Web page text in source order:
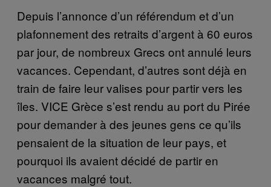
Depuis l’annonce d’un référendum et d’un
plafonnement des retraits d’argent à 60 euros
par jour, de nombreux Grecs ont annulé leurs
vacances. Cependant, d’autres sont déjà en
train de faire leur valises pour partir vers les
îles. VICE Grèce s’est rendu au port du Pirée
pour demander à des jeunes gens ce qu’ils
pensaient de la situation de leur pays, et
pourquoi ils avaient décidé de partir en
vacances malgré tout.